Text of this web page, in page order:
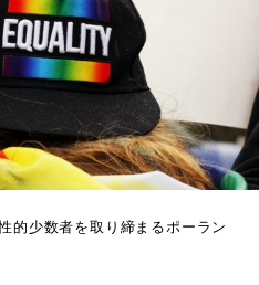
的少数者を取り締まるポーラン